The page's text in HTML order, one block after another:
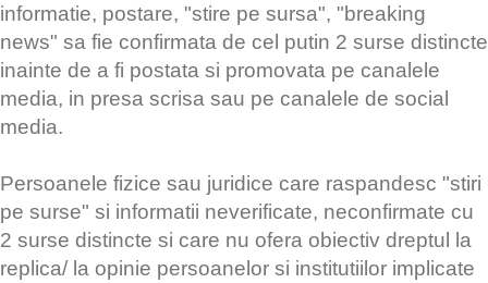
informatie, postare, "stire pe sursa", "breaking
news" sa fie confirmata de cel putin 2 surse distincte
inainte de a fi postata si promovata pe canalele
media, in presa scrisa sau pe canalele de social
media.
Persoanele fizice sau juridice care raspandesc "stiri
pe surse" si informatii neverificate, neconfirmate cu
2 surse distincte si care nu ofera obiectiv dreptul la
replica/ la opinie persoanelor si institutiilor implicate